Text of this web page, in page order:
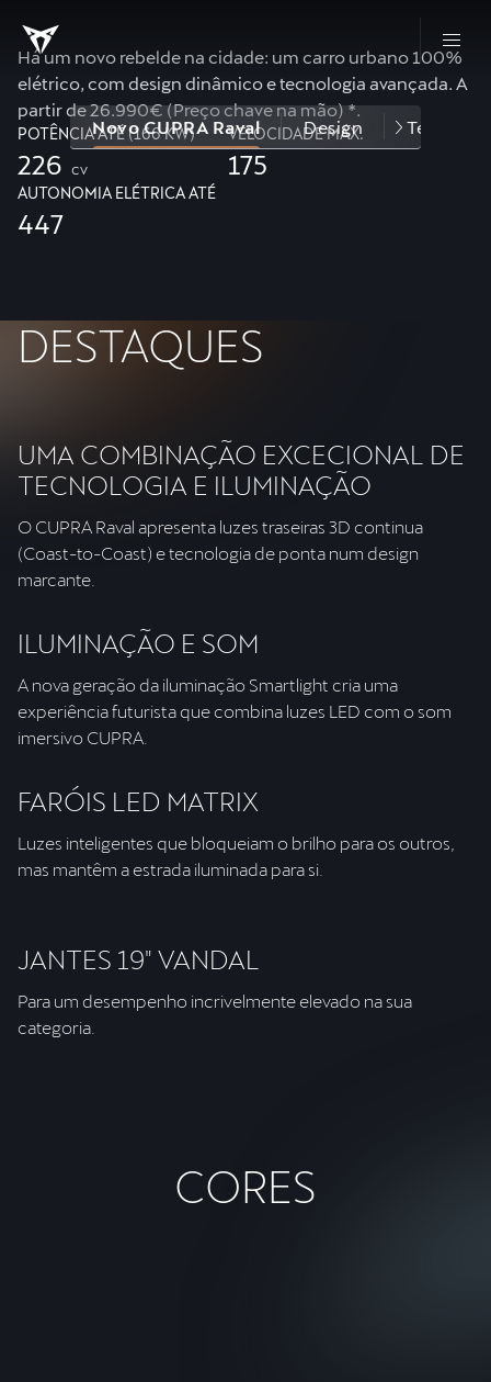
Novo CUPRA Raval Design
Há um novo rebelde na cidade: um carro urbano 100%
elétrico, com design dinâmico e tecnologia avançada. A
partir de 26.990€ (Preço chave na mão) *.
POTÊNCIA ATÉ (166 KW)
226 cv
VELOCIDADE MÁX.
175
AUTONOMIA ELÉTRICA ATÉ
447
DESTAQUES
UMA COMBINAÇÃO EXCECIONAL DE
TECNOLOGIA E ILUMINAÇÃO
O CUPRA Raval apresenta luzes traseiras 3D continua
(Coast-to-Coast) e tecnologia de ponta num design
marcante.
ILUMINAÇÃO E SOM
A nova geração da iluminação Smartlight cria uma
experiência futurista que combina luzes LED com o som
imersivo CUPRA.
FARÓIS LED MATRIX
Luzes inteligentes que bloqueiam o brilho para os outros,
mas mantêm a estrada iluminada para si.
JANTES 19" VANDAL
Para um desempenho incrivelmente elevado na sua
categoria.
CORES